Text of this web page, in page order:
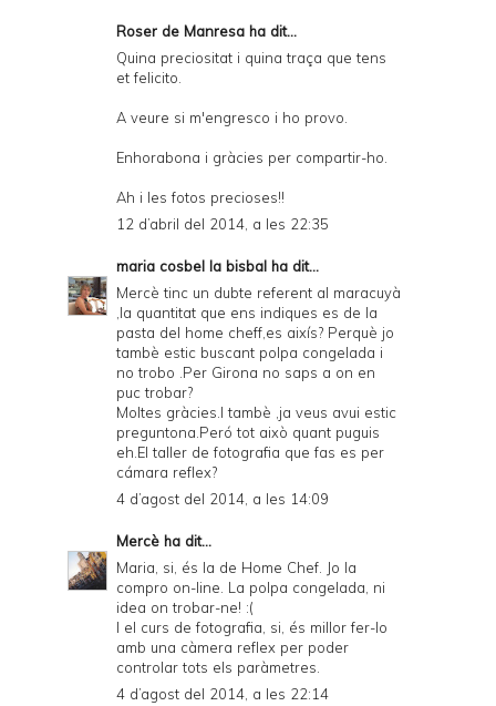
Roser de Manresa ha dit...
Quina preciositat i quina traça que tens
et felicito.
A veure si m'engresco i ho provo.
Enhorabona i gràcies per compartir-ho.
Ah i les fotos precioses!!
12 d’abril del 2014, a les 22:35
maria cosbel la bisbal ha dit...
Mercè tinc un dubte referent al maracuyà
,la quantitat que ens indiques es de la
pasta del home cheff,es aixís? Perquè jo
tambè estic buscant polpa congelada i
no trobo .Per Girona no saps a on en
puc trobar?
Moltes gràcies.I tambè ,ja veus avui estic
preguntona.Peró tot això quant puguis
eh.El taller de fotografia que fas es per
cámara reflex?
4 d’agost del 2014, a les 14:09
Mercè ha dit...
Maria, si, és la de Home Chef. Jo la
compro on-line. La polpa congelada, ni
idea on trobar-ne! :(
I el curs de fotografia, si, és millor fer-lo
amb una càmera reflex per poder
controlar tots els paràmetres.
4 d’agost del 2014, a les 22:14